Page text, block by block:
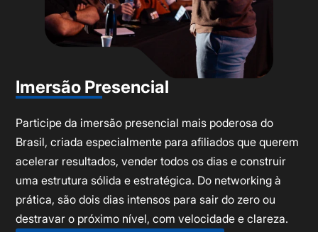
Imersão Presencial
Participe da imersão presencial mais poderosa do
Brasil, criada especialmente para afiliados que querem
acelerar resultados, vender todos os dias e construir
uma estrutura sólida e estratégica. Do networking à
prática, são dois dias intensos para sair do zero ou
destravar o próximo nível, com velocidade e clareza.